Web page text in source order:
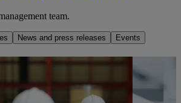
team.
News and press releases
Events